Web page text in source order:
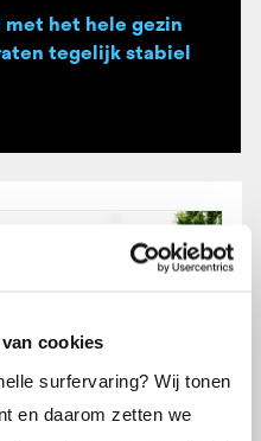
cookies
surfervaring? Wij tonen
en daarom zetten we
het hele gezin
tegelijk stabiel